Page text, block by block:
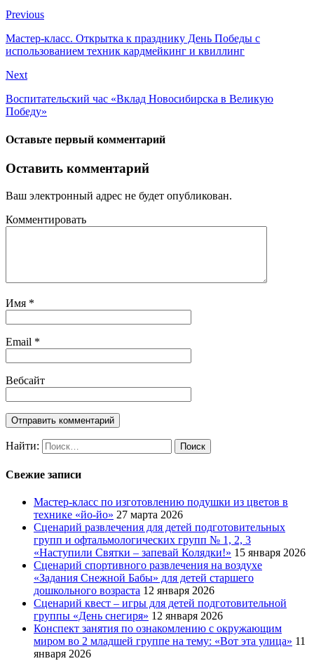
Previous
Мастер-класс. Открытка к празднику День Победы с
использованием техник кардмейкинг и квиллинг
Next
Воспитательский час «Вклад Новосибирска в Великую
Победу»
Оставьте первый комментарий
Оставить комментарий
Ваш электронный адрес не будет опубликован.
Комментировать
Имя *
Email *
Вебсайт
Найти:
Свежие записи
Мастер-класс по изготовлению подушки из цветов в
технике «йо-йо» 27 марта 2026
Сценарий развлечения для детей подготовительных
групп и офтальмологических групп № 1, 2, 3
«Наступили Святки – запевай Колядки!» 15 января 2026
Сценарий спортивного развлечения на воздухе
«Задания Снежной Бабы» для детей старшего
дошкольного возраста 12 января 2026
Сценарий квест – игры для детей подготовительной
группы «День снегиря» 12 января 2026
Конспект занятия по ознакомлению с окружающим
миром во 2 младшей группе на тему: «Вот эта улица» 11
января 2026